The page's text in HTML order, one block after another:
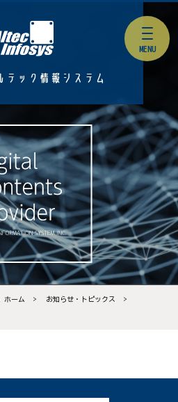
テック情報システム
ホーム お知らせ・トピックス